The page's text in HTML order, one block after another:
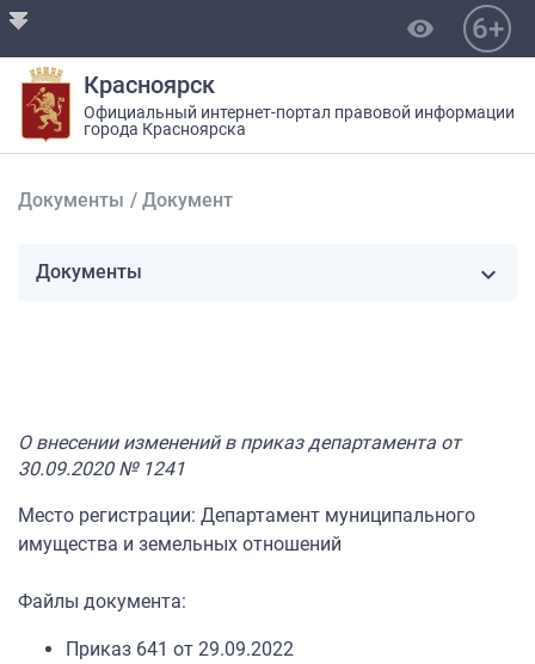
visibility 6+
Красноярск
Официальный интернет-портал правовой информации
города Красноярска
Документы / Документ
О внесении изменений в приказ департамента от
30.09.2020 № 1241
Место регистрации: Департамент муниципального
имущества и земельных отношений
Файлы документа:
Приказ 641 от 29.09.2022
Документы